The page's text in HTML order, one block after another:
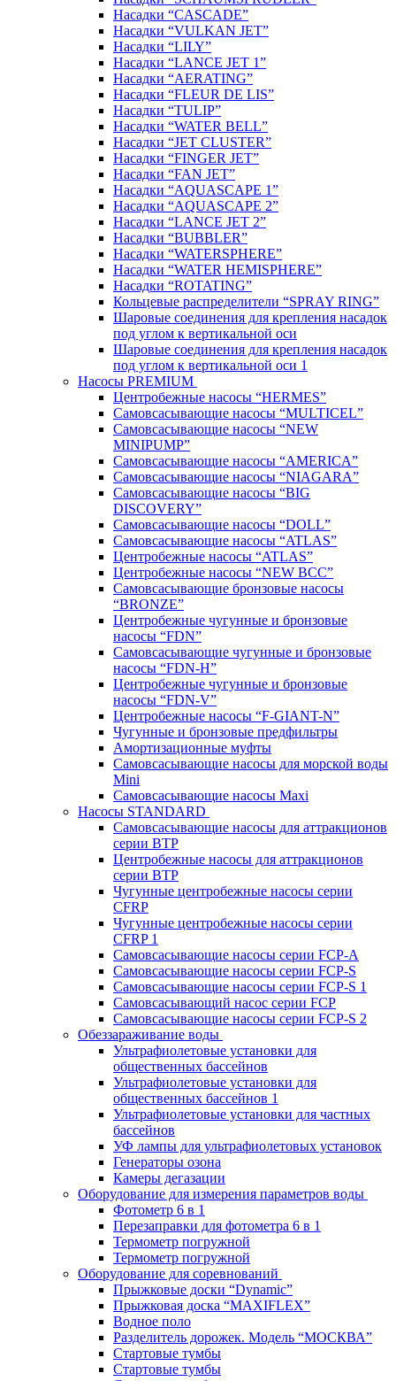
Насадки “CASCADE”
Насадки “VULKAN JET”
Насадки “LILY”
Насадки “LANCE JET 1”
Насадки “AERATING”
Насадки “FLEUR DE LIS”
Насадки “TULIP”
Насадки “WATER BELL”
Насадки “JET CLUSTER”
Насадки “FINGER JET”
Насадки “FAN JET”
Насадки “AQUASCAPE 1”
Насадки “AQUASCAPE 2”
Насадки “LANCE JET 2”
Насадки “BUBBLER”
Насадки “WATERSPHERE”
Насадки “WATER HEMISPHERE”
Насадки “ROTATING”
Кольцевые распределители “SPRAY RING”
Шаровые соединения для крепления насадок
под углом к вертикальной оси
Шаровые соединения для крепления насадок
под углом к вертикальной оси 1
Насосы PREMIUM
Центробежные насосы “HERMES”
Самовсасывающие насосы “MULTICEL”
Самовсасывающие насосы “NEW
MINIPUMP”
Самовсасывающие насосы “AMERICA”
Самовсасывающие насосы “NIAGARA”
Самовсасывающие насосы “BIG
DISCOVERY”
Самовсасывающие насосы “DOLL”
Самовсасывающие насосы “ATLAS”
Центробежные насосы “ATLAS”
Центробежные насосы “NEW BCC”
Самовсасывающие бронзовые насосы
“BRONZE”
Центробежные чугунные и бронзовые
насосы “FDN”
Самовсасывающие чугунные и бронзовые
насосы “FDN-Н”
Центробежные чугунные и бронзовые
насосы “FDN-V”
Центробежные насосы “F-GIANT-N”
Чугунные и бронзовые предфильтры
Амортизационные муфты
Самовсасывающие насосы для морской воды
Mini
Самовсасывающие насосы Maxi
Насосы STANDARD
Самовсасывающие насосы для аттракционов
серии BTP
Центробежные насосы для аттракционов
серии BTP
Чугунные центробежные насосы серии
CFRP
Чугунные центробежные насосы серии
CFRP 1
Самовсасывающие насосы серии FCP-A
Самовсасывающие насосы серии FCP-S
Самовсасывающие насосы серии FCP-S 1
Самовсасывающий насос серии FCP
Самовсасывающие насосы серии FCP-S 2
Обеззараживание воды
Ультрафиолетовые установки для
общественных бассейнов
Ультрафиолетовые установки для
общественных бассейнов 1
Ультрафиолетовые установки для частных
бассейнов
УФ лампы для ультрафиолетовых установок
Генераторы озона
Камеры дегазации
Оборудование для измерения параметров воды
Фотометр 6 в 1
Перезаправки для фотометра 6 в 1
Термометр погружной
Термометр погружной
Оборудование для соревнований
Прыжковые доски “Dynamic”
Прыжковая доска “MAXIFLEX”
Водное поло
Разделитель дорожек. Модель “МОСКВА”
Стартовые тумбы
Стартовые тумбы